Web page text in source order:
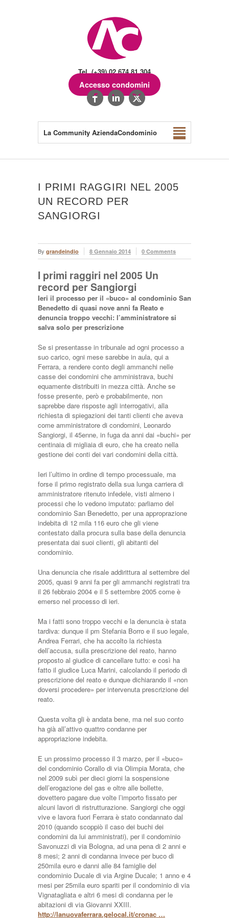
Tel. (+39) 02.674.81.304
Accesso condomini
La Community AziendaCondominio
I PRIMI RAGGIRI NEL 2005
UN RECORD PER
SANGIORGI
By grandeindio 8 Gennaio 2014 0 Comments
I primi raggiri nel 2005 Un
record per Sangiorgi
Ieri il processo per il «buco» al condominio San
Benedetto di quasi nove anni fa Reato e
denuncia troppo vecchi: l’amministratore si
salva solo per prescrizione
Se si presentasse in tribunale ad ogni processo a
suo carico, ogni mese sarebbe in aula, qui a
Ferrara, a rendere conto degli ammanchi nelle
casse dei condomini che amministrava, buchi
equamente distribuiti in mezza città. Anche se
fosse presente, però e probabilmente, non
saprebbe dare risposte agli interrogativi, alla
richiesta di spiegazioni dei tanti clienti che aveva
come amministratore di condomini, Leonardo
Sangiorgi, il 45enne, in fuga da anni dai «buchi» per
centinaia di migliaia di euro, che ha creato nella
gestione dei conti dei vari condomini della città.
Ieri l’ultimo in ordine di tempo processuale, ma
forse il primo registrato della sua lunga carriera di
amministratore ritenuto infedele, visti almeno i
processi che lo vedono imputato: parliamo del
condominio San Benedetto, per una approprazione
indebita di 12 mila 116 euro che gli viene
contestato dalla procura sulla base della denuncia
presentata dai suoi clienti, gli abitanti del
condominio.
Una denuncia che risale addirittura al settembre del
2005, quasi 9 anni fa per gli ammanchi registrati tra
il 26 febbraio 2004 e il 5 settembre 2005 come è
emerso nel processo di ieri.
Ma i fatti sono troppo vecchi e la denuncia è stata
tardiva: dunque il pm Stefania Borro e il suo legale,
Andrea Ferrari, che ha accolto la richiesta
dell’accusa, sulla prescrizione del reato, hanno
proposto al giudice di cancellare tutto: e così ha
fatto il giudice Luca Marini, calcolando il periodo di
prescrizione del reato e dunque dichiarando il «non
doversi procedere» per intervenuta prescrizione del
reato.
Questa volta gli è andata bene, ma nel suo conto
ha già all’attivo quattro condanne per
appropriazione indebita.
E un prossimo processo il 3 marzo, per il «buco»
del condominio Corallo di via Olimpia Morata, che
nel 2009 subì per dieci giorni la sospensione
dell’erogazione del gas e oltre alle bollette,
dovettero pagare due volte l’importo fissato per
alcuni lavori di ristrutturazione. Sangiorgi che oggi
vive e lavora fuori Ferrara è stato condannato dal
2010 (quando scoppiò il caso dei buchi dei
condomini da lui amministrati), per il condominio
Savonuzzi di via Bologna, ad una pena di 2 anni e
8 mesi; 2 anni di condanna invece per buco di
250mila euro e danni alle 84 famiglie del
condominio Ducale di via Argine Ducale; 1 anno e 4
mesi per 25mila euro spariti per il condominio di via
Vignatagliata e altri 6 mesi di condanna per le
abitazioni di via Giovanni XXIII.
http://lanuovaferrara.gelocal.it/cronac …